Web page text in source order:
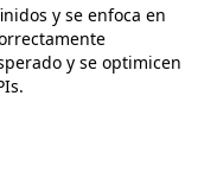
y se enfoca en
y se optimicen